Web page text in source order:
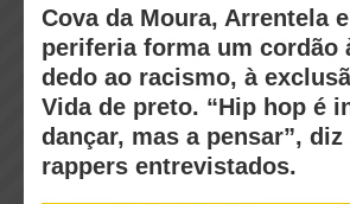
Cova da Moura, Arrentela
periferia forma um cordão
dedo ao racismo, à
Vida de preto. “Hip hop é
dançar, mas a pensar”,
rappers entrevistados.